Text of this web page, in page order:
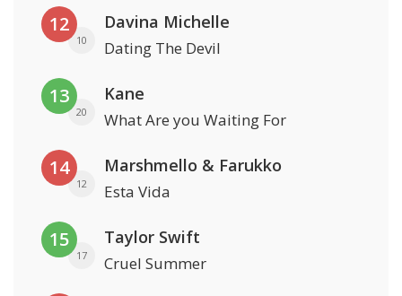
12
10
Davina Michelle
Dating The Devil
13
20
Kane
What Are you Waiting For
14
12
Marshmello & Farukko
Esta Vida
15
17
Taylor Swift
Cruel Summer